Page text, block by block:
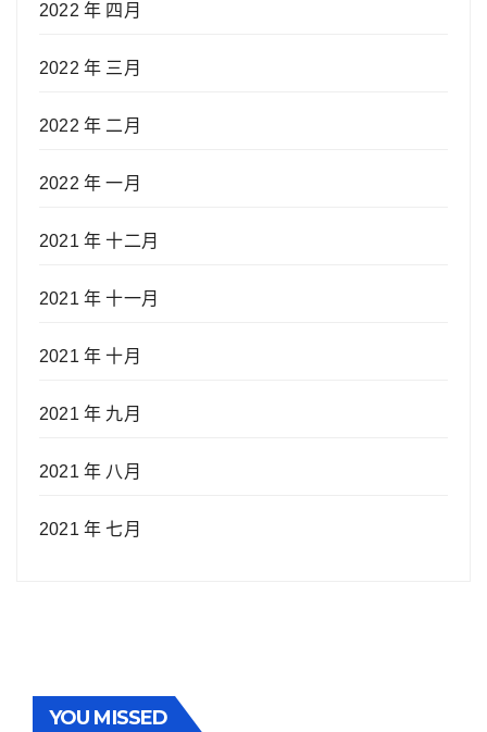
2022 年 四月
2022 年 三月
2022 年 二月
2022 年 一月
2021 年 十二月
2021 年 十一月
2021 年 十月
2021 年 九月
2021 年 八月
2021 年 七月
YOU MISSED